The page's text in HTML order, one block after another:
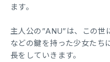
ます。
主人公の”ANU”は、この世
などの鍵を持った少女たち
長をしていきます。